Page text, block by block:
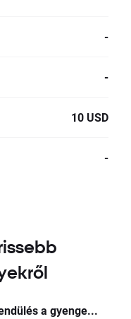
-
-
10 USD
-
a gyenge...